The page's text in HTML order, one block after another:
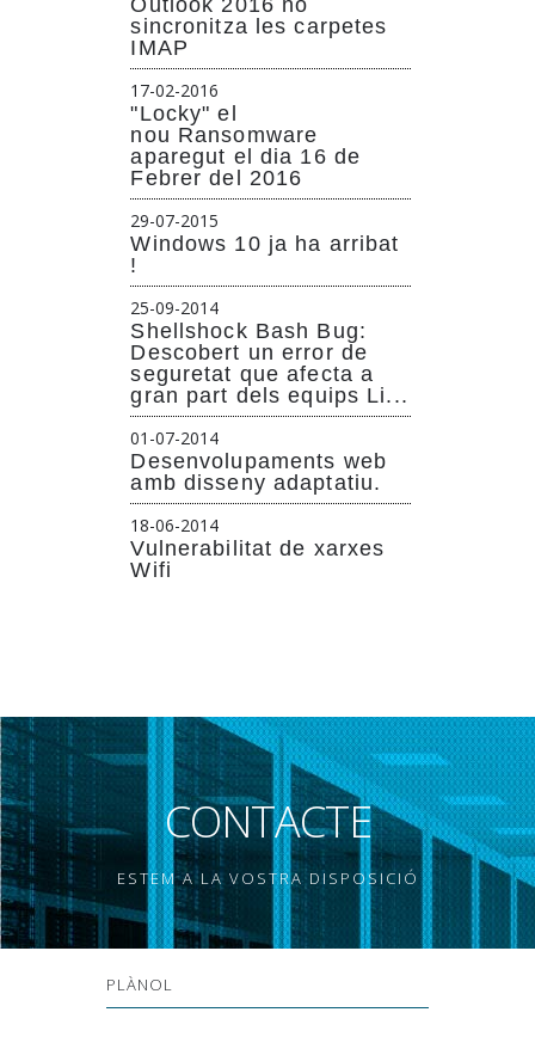
Outlook 2016 no
sincronitza les carpetes
IMAP
17-02-2016
"Locky" el
nou Ransomware
aparegut el dia 16 de
Febrer del 2016
29-07-2015
Windows 10 ja ha arribat
!
25-09-2014
Shellshock Bash Bug:
Descobert un error de
seguretat que afecta a
gran part dels equips Li...
01-07-2014
Desenvolupaments web
amb disseny adaptatiu.
18-06-2014
Vulnerabilitat de xarxes
Wifi
CONTACTE
ESTEM A LA VOSTRA DISPOSICIÓ
PLÀNOL